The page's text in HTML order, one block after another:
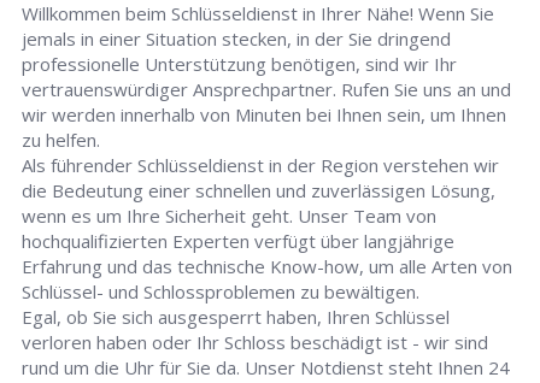
Willkommen beim Schlüsseldienst in Ihrer Nähe! Wenn Sie
jemals in einer Situation stecken, in der Sie dringend
professionelle Unterstützung benötigen, sind wir Ihr
vertrauenswürdiger Ansprechpartner. Rufen Sie uns an und
wir werden innerhalb von Minuten bei Ihnen sein, um Ihnen
zu helfen.
Als führender Schlüsseldienst in der Region verstehen wir
die Bedeutung einer schnellen und zuverlässigen Lösung,
wenn es um Ihre Sicherheit geht. Unser Team von
hochqualifizierten Experten verfügt über langjährige
Erfahrung und das technische Know-how, um alle Arten von
Schlüssel- und Schlossproblemen zu bewältigen.
Egal, ob Sie sich ausgesperrt haben, Ihren Schlüssel
verloren haben oder Ihr Schloss beschädigt ist - wir sind
rund um die Uhr für Sie da. Unser Notdienst steht Ihnen 24